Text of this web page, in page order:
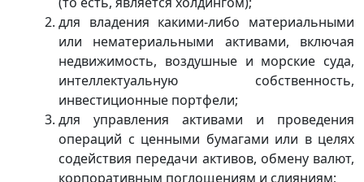
для владения какими-либо материальными
или нематериальными активами, включая
недвижимость, воздушные и морские суда,
интеллектуальную собственность,
инвестиционные портфели;
для управления активами и проведения
операций с ценными бумагами или в целях
содействия передачи активов, обмену валют,
корпоративным поглощениям и слияниям;